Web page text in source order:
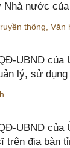
nước
thông Văn
UBND của
lý, sử
UBND của
trên địa bàn